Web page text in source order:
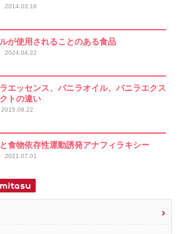
2014.03.16
2024.04.22
エッセンス、バニラオイル、バニラエクス
トの違い
食物依存性運動誘発アナフィラキシー